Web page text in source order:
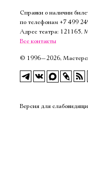
Справки о наличии
по телефонам +7 499
Адрес театра: 121165,
Все контакты
© 1996—2026,
Версия для